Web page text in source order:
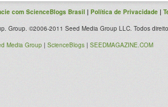
com ScienceBlogs Brasil | Política de Privacidade |
Group. ©2006-2011 Seed Media Group LLC. Todos
Media Group | ScienceBlogs | SEEDMAGAZINE.COM